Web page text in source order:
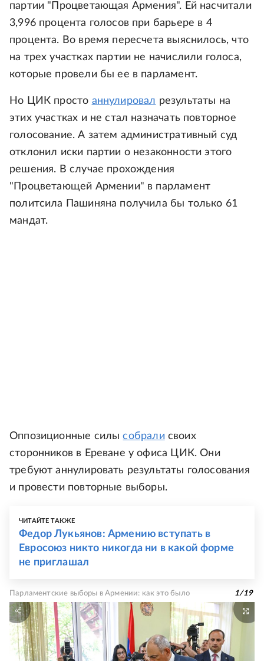
партии "Процветающая Армения". Ей насчитали
3,996 процента голосов при барьере в 4
процента. Во время пересчета выяснилось, что
на трех участках партии не начислили голоса,
которые провели бы ее в парламент.
Но ЦИК просто аннулировал результаты на
этих участках и не стал назначать повторное
голосование. А затем административный суд
отклонил иски партии о незаконности этого
решения. В случае прохождения
"Процветающей Армении" в парламент
политсила Пашиняна получила бы только 61
мандат.
Оппозиционные силысобрали своих
сторонников в Ереване у офиса ЦИК. Они
требуют аннулировать результаты голосования
и провести повторные выборы.
ЧИТАЙТЕ ТАКЖЕ
Федор Лукьянов: Армению вступать в
Евросоюз никто никогда ни в какой форме
не приглашал
Парламентские выборы в Армении: как это было 1/19